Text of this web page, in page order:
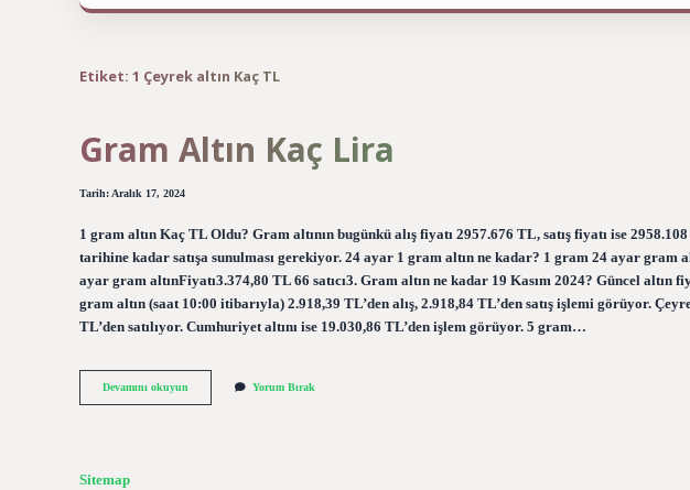
Etiket: 1 Çeyrek altın Kaç TL
Gram Altın Kaç Lira
Tarih: Aralık 17, 2024
1 gram altın Kaç TL Oldu? Gram altının bugünkü alış fiyatı 2957.676 TL, satış fiyatı ise
tarihine kadar satışa sunulması gerekiyor. 24 ayar 1 gram altın ne kadar? 1 gram 24 ayar gram
ayar gram altınFiyatı3.374,80 TL 66 satıcı3. Gram altın ne kadar 19 Kasım 2024? Güncel altın
gram altın (saat 10:00 itibarıyla) 2.918,39 TL’den alış, 2.918,84 TL’den satış işlemi görüyor.
TL’den satılıyor. Cumhuriyet altını ise 19.030,86 TL’den işlem görüyor. 5 gram…
Devamını okuyun
Altın
Yorum Bırak
Sitemap